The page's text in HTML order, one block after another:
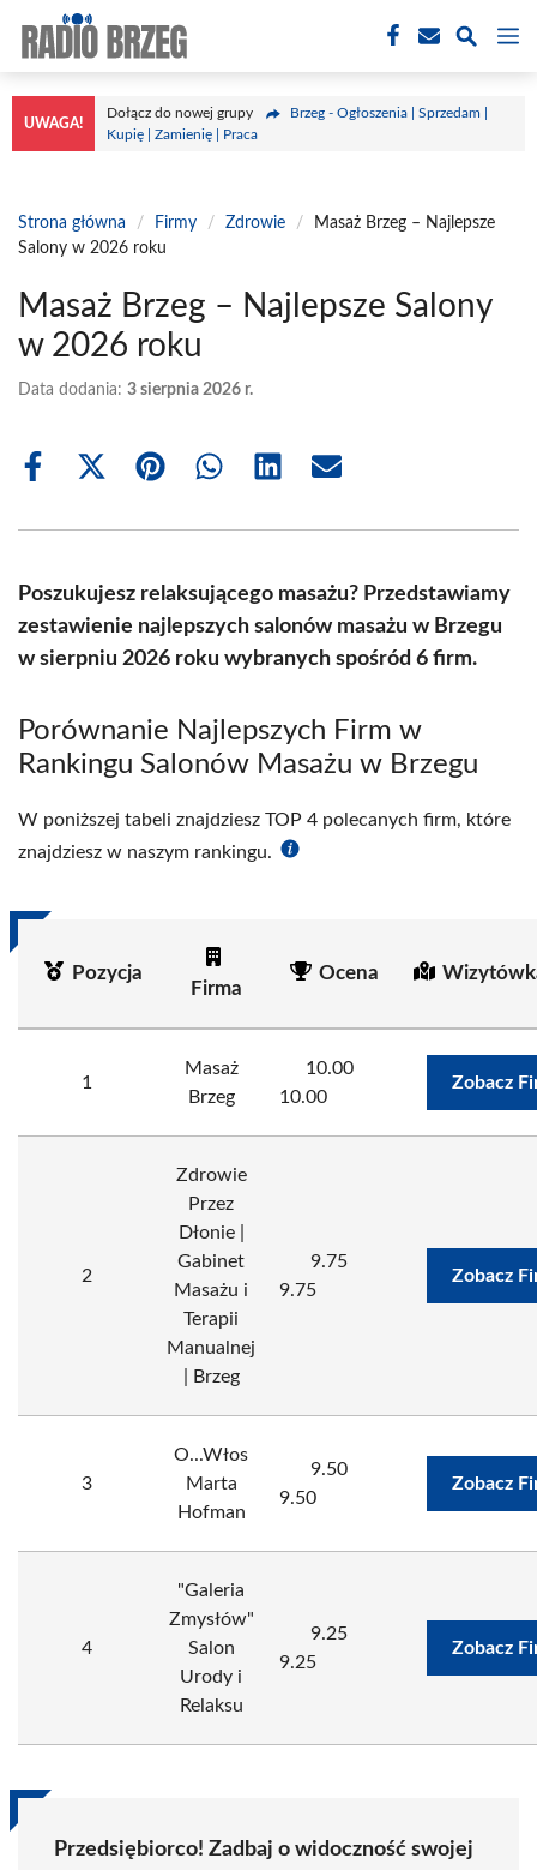
treści
UWAGA!
Dołącz do nowej grupy
Brzeg - Ogłoszenia | Sprzedam |
Kupię | Zamienię | Praca
Strona główna / Firmy / Zdrowie /
Masaż Brzeg – Najlepsze
Salony w 2026 roku
Masaż Brzeg – Najlepsze Salony
w 2026 roku
Data dodania: 3 sierpnia 2026 r.
Share
Share
(Twitter)
Share Share Share Share
Poszukujesz relaksującego masażu? Przedstawiamy
zestawienie najlepszych salonów masażu w Brzegu
w sierpniu 2026 roku wybranych spośród 6 firm.
Porównanie Najlepszych Firm w
Rankingu Salonów Masażu w Brzegu
W poniższej tabeli znajdziesz TOP 4 polecanych firm, które
znajdziesz w naszym rankingu.
Pozycja
Firma
Ocena
1
Masaż
Brzeg
10.00
10.00
Zobacz
2
Zdrowie
Przez
Dłonie |
Gabinet
Masażu i
Terapii
Manualnej
| Brzeg
9.75
9.75
Zobacz
3
O...Włos
Marta
Hofman
9.50
9.50
Zobacz
4
"Galeria
Zmysłów"
Salon
Urody i
Relaksu
9.25
9.25
Zobacz
Przedsiębiorco! Zadbaj o widoczność swojej